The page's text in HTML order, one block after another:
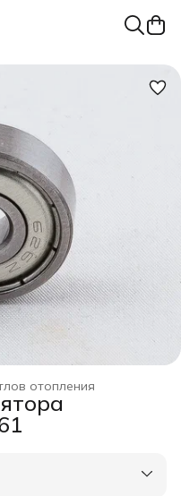
отопления